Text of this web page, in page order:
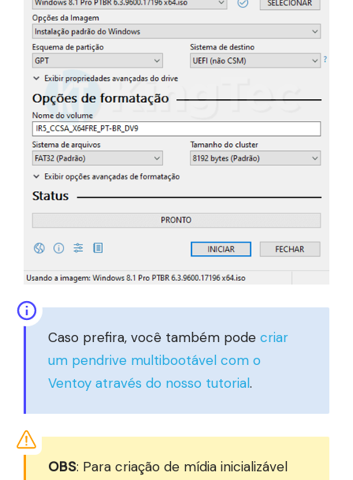
Caso prefira, você também pode criar
um pendrive multibootável com o
Ventoy através do nosso tutorial.
OBS: Para criação de mídia inicializável